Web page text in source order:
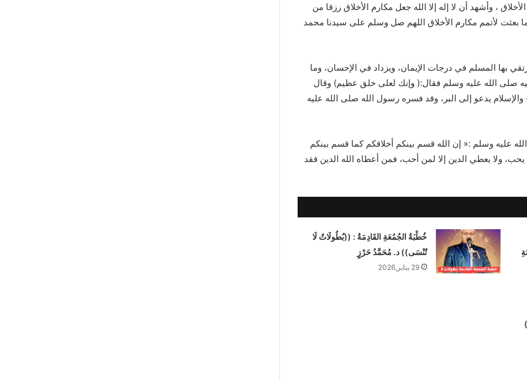
، وأشهد أن لا إله إلا الله جعل مكارم الأخلاق رزقا من
بعثت لأتمم مكارم الأخلاق اللهم صل وسلم على سيدنا محمد
بها المسلم في درجات الإيمان، ويزداد في الإحسان، وما
صلى الله عليه وسلم فقال:( وإنك لعلى خلق عظيم) وقال
يدعو إلى البر، وقد فسره رسول الله صلى الله عليه
عليه وسلم :« إن الله قسم بينكم أخلاقكم كما قسم بينكم
ولا يعطي الدين إلا لمن أحب، فمن أعطاه الله الدين فقد
خُطْبَةُ الجُمُعَةِ القَادِمَةُ : ((بُطُولَاتٌ لَا
تُنْسَى)) د. مُحَمَّدُ حَرْزٍ
29 يناير,2026